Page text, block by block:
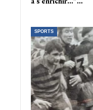
SPORTS